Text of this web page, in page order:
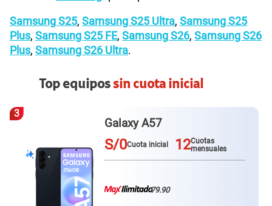
Samsung S25, Samsung S25 Ultra, Samsung S25
Plus, Samsung S25 FE, Samsung S26, Samsung S26
Plus, Samsung S26 Ultra.
Top equipossin cuota inicial
4
Redmi Note 15
S/0Cuota inicial 12Cuotas
mensuales
79.90